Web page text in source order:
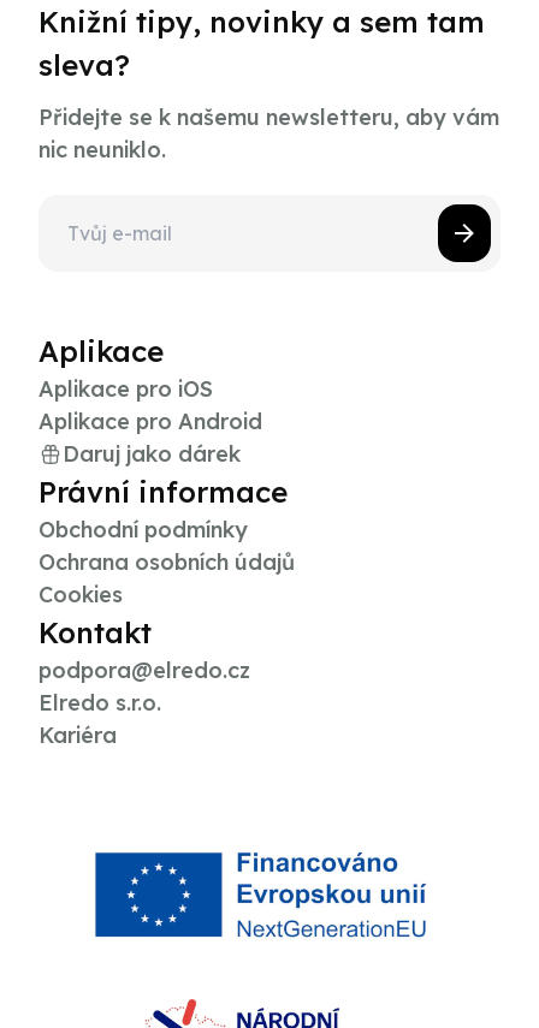
Knižní tipy, novinky a sem tam
sleva?
Přidejte se k našemu newsletteru, aby vám
nic neuniklo.
Aplikace
Aplikace pro iOS
Aplikace pro Android
Daruj jako dárek
Právní informace
Obchodní podmínky
Ochrana osobních údajů
Cookies
Kontakt
podpora@elredo.cz
Elredo s.r.o.
Kariéra